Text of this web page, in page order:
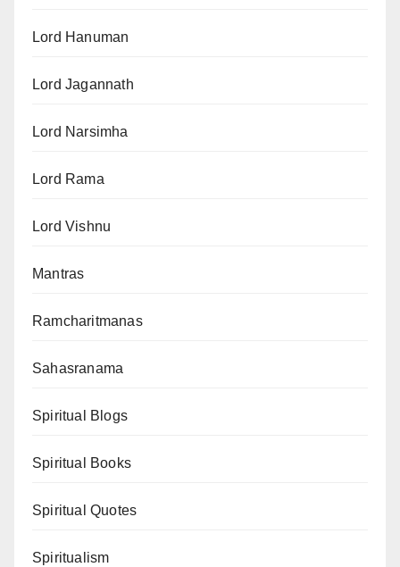
Lord Hanuman
Lord Jagannath
Lord Narsimha
Lord Rama
Lord Vishnu
Mantras
Ramcharitmanas
Sahasranama
Spiritual Blogs
Spiritual Books
Spiritual Quotes
Spiritualism